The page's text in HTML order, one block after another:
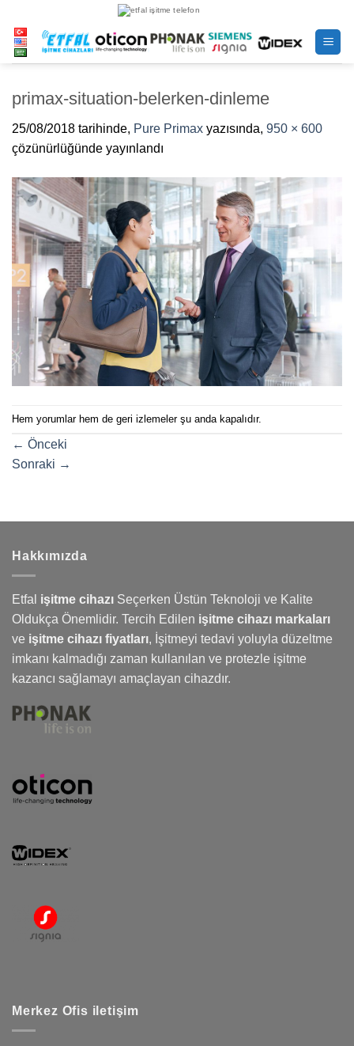
atla
primax-situation-belerken-dinleme
25/08/2018 tarihinde, Pure Primax yazısında, 950 × 600
çözünürlüğünde yayınlandı
Hem yorumlar hem de geri izlemeler şu anda kapalıdır.
← Önceki
Sonraki →
Hakkımızda
Etfal işitme cihazı Seçerken Üstün Teknoloji ve Kalite
Oldukça Önemlidir. Tercih Edilen işitme cihazı markaları
ve işitme cihazı fiyatları, İşitmeyi tedavi yoluyla düzeltme
imkanı kalmadığı zaman kullanılan ve protezle işitme
kazancı sağlamayı amaçlayan cihazdır.
Merkez Ofis iletişim